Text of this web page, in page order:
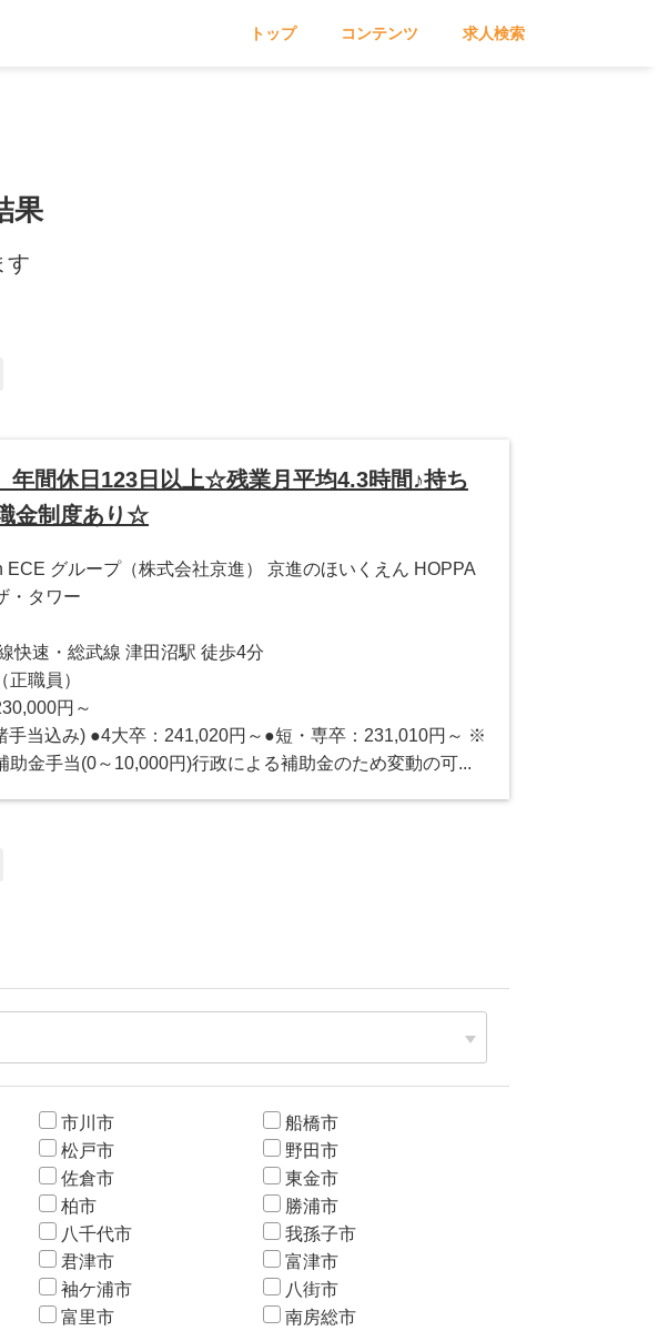
トップ コンテンツ 求人検索
果
す
年間休日123日以上☆残業月平均4.3時間♪持ち
金制度あり☆
ECE グループ（株式会社京進） 京進のほいくえん HOPPA
・タワー
快速・総武線 津田沼駅 徒歩4分
正職員）
円～
手当込み) ●4大卒：241,020円～●短・専卒：231,010円～ ※
助金手当(0～10,000円)行政による補助金のため変動の可...
市川市
船橋市
松戸市
野田市
佐倉市
東金市
柏市
勝浦市
八千代市
我孫子市
君津市
富津市
袖ケ浦市
八街市
富里市
南房総市